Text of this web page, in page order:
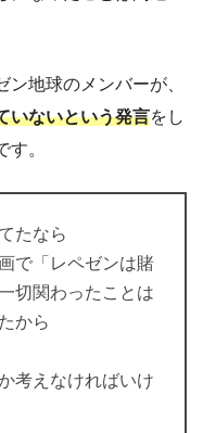
地球のメンバーが、
いないという発言をし
。
たなら
で「レペゼンは賭
切関わったことは
から
考えなければいけ